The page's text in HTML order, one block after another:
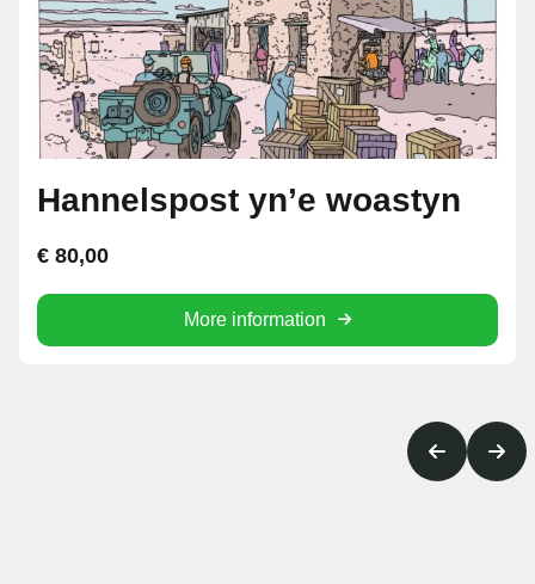
Hannelspost yn’e woastyn
€ 80,00
More information